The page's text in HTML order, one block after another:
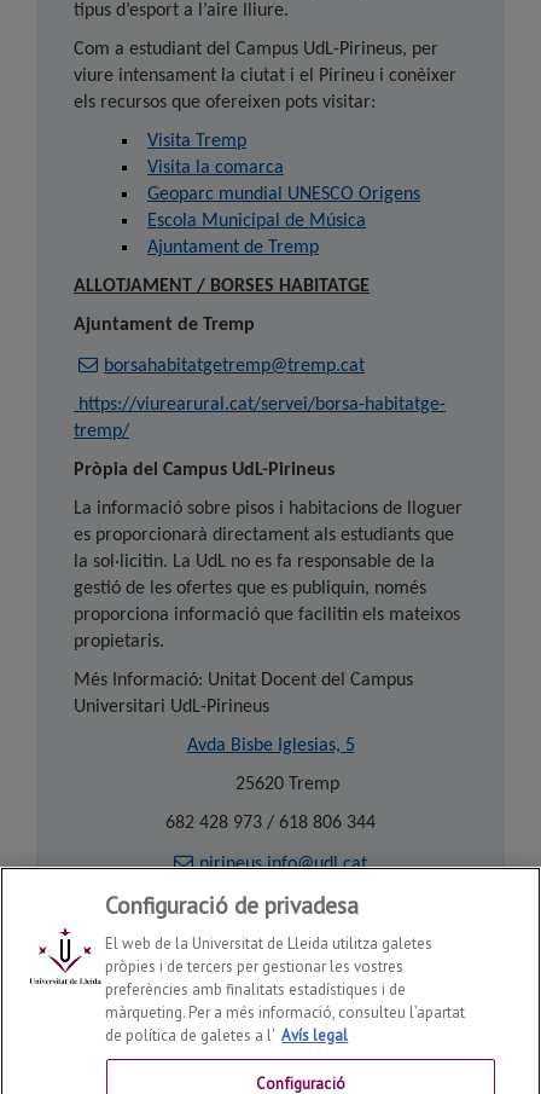
tipus d’esport a l’aire lliure.
Com a estudiant del Campus UdL-Pirineus, per
viure intensament la ciutat i el Pirineu i conèixer
els recursos que ofereixen pots visitar:
Visita Tremp
Visita la comarca
Geoparc mundial UNESCO Origens
Escola Municipal de Música
Ajuntament de Tremp
ALLOTJAMENT / BORSES HABITATGE
Ajuntament de Tremp
borsahabitatgetremp@tremp.cat
https://viurearural.cat/servei/borsa-habitatge-
tremp/
Pròpia del Campus UdL-Pirineus
La informació sobre pisos i habitacions de lloguer
es proporcionarà directament als estudiants que
la sol·licitin. La UdL no es fa responsable de la
gestió de les ofertes que es publiquin, només
proporciona informació que facilitin els mateixos
propietaris.
Més Informació: Unitat Docent del Campus
Universitari UdL-Pirineus
Avda Bisbe Iglesias, 5
25620 Tremp
682 428 973 / 618 806 344
pirineus.info@udl.cat
Facultat d'Infermeria i Fisioteràpia2026
Configuració de privadesa
El web de la Universitat de Lleida utilitza galetes
pròpies i de tercers per gestionar les vostres
preferències amb finalitats estadístiques i de
màrqueting. Per a més informació, consulteu l’apartat
de política de galetes a l' Avís legal
Configuració